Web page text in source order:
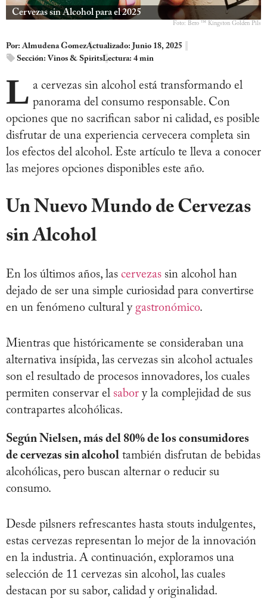
Cervezas sin Alcohol para el 2025
Foto: Bero ™ Kingston Golden Pils
Por:Almudena GomezActualizado: Junio 18, 2025
Sección: Vinos & SpiritsLectura: 4 min
L a cervezas sin alcohol está transformando el
panorama del consumo responsable. Con
opciones que no sacrifican sabor ni calidad, es posible
disfrutar de una experiencia cervecera completa sin
los efectos del alcohol. Este artículo te lleva a conocer
las mejores opciones disponibles este año.
Un Nuevo Mundo de Cervezas
sin Alcohol
En los últimos años, las cervezas sin alcohol han
dejado de ser una simple curiosidad para convertirse
en un fenómeno cultural y gastronómico.
Mientras que históricamente se consideraban una
alternativa insípida, las cervezas sin alcohol actuales
son el resultado de procesos innovadores, los cuales
permiten conservar el sabor y la complejidad de sus
contrapartes alcohólicas.
Según Nielsen, más del 80% de los consumidores
de cervezas sin alcohol también disfrutan de bebidas
alcohólicas, pero buscan alternar o reducir su
consumo.
Desde pilsners refrescantes hasta stouts indulgentes,
estas cervezas representan lo mejor de la innovación
en la industria. A continuación, exploramos una
selección de 11 cervezas sin alcohol, las cuales
destacan por su sabor, calidad y originalidad.